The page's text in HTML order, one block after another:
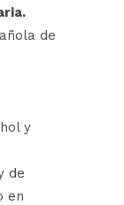
de
y
de
en